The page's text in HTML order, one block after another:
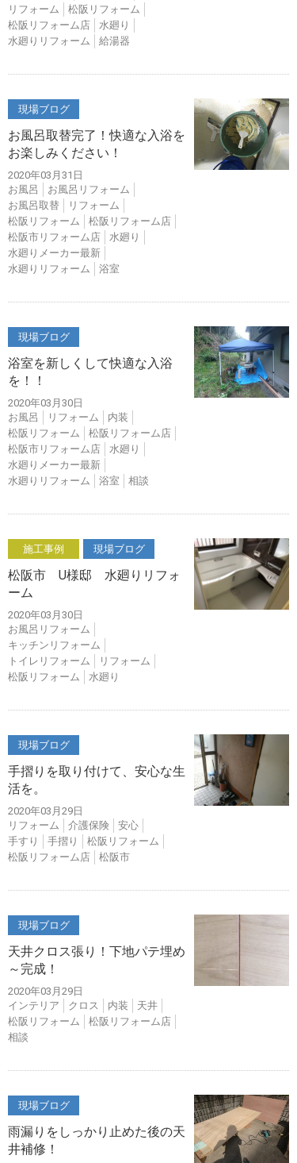
リフォーム
松阪リフォーム
松阪リフォーム店
水廻り
水廻りリフォーム
給湯器
現場ブログ
お風呂取替完了！快適な入浴を
お楽しみください！
2020年03月31日
お風呂
お風呂リフォーム
お風呂取替
リフォーム
松阪リフォーム
松阪リフォーム店
松阪市リフォーム店
水廻り
水廻りメーカー最新
水廻りリフォーム
浴室
現場ブログ
浴室を新しくして快適な入浴
を！！
2020年03月30日
お風呂
リフォーム
内装
松阪リフォーム
松阪リフォーム店
松阪市リフォーム店
水廻り
水廻りメーカー最新
水廻りリフォーム
浴室 相談
施工事例 現場ブログ
松阪市 U様邸 水廻りリフォ
ーム
2020年03月30日
お風呂リフォーム
キッチンリフォーム
トイレリフォーム
リフォーム
松阪リフォーム
水廻り
現場ブログ
手摺りを取り付けて、安心な生
活を。
2020年03月29日
リフォーム
介護保険
安心
手すり
手摺り
松阪リフォーム
松阪リフォーム店
松阪市
現場ブログ
天井クロス張り！下地パテ埋め
～完成！
2020年03月29日
インテリア
クロス 内装
天井
松阪リフォーム
松阪リフォーム店
相談
現場ブログ
雨漏りをしっかり止めた後の天
井補修！